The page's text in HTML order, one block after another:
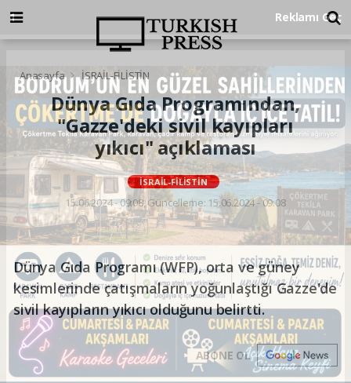
Anasayfa İSRAİL-FİLİSTİN
Dünya Gıda Programından,
"Gazze'deki sivil kayıpları
yıkıcı" açıklaması
İSRAİL-FİLİSTİN
15.06.2024 - 09:08, Güncelleme: 15.06.2024 - 09:08
Dünya Gıda Programı (WFP), orta ve güney
kesimlerinde çatışmaların yoğunlaştığı Gazze'de
sivil kayıpların yıkıcı olduğunu belirtti.
ABONE OL